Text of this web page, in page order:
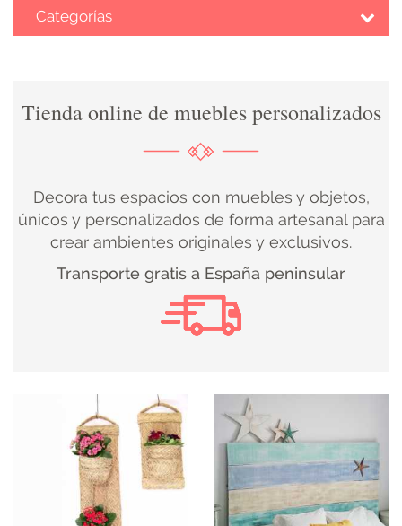
Categorías
DECOBODAS
MUEBLE
RECUPERADO
ILUMINACIÓN
Tienda online de muebles personalizados
Decora tus espacios con muebles y objetos,
únicos y personalizados de forma artesanal para
crear ambientes originales y exclusivos.
Transporte gratis a España peninsular